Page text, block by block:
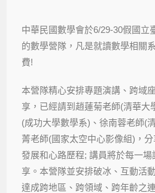
中華民國數學會於6/29-30假國立
的數學營隊，凡是就讀數學相關
費!
本營隊精心安排專題演講、跨域
享，已經請到趙蓮菊老師(清華大
(成功大學數學系)、徐南蓉老師(
菁老師(國家太空中心影像組)，
發展和心路歷程; 講員將於每一
享。本營隊並安排破冰、互動活
達成跨地區、跨領域、跨年齡之